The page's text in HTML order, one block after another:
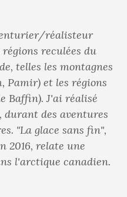
réalisteur
reculées du
telles les montagnes
Pamir) et les régions
Baffin). J'ai réalisé
durant des aventures
"La glace sans fin",
2016, relate une
l'arctique canadien.